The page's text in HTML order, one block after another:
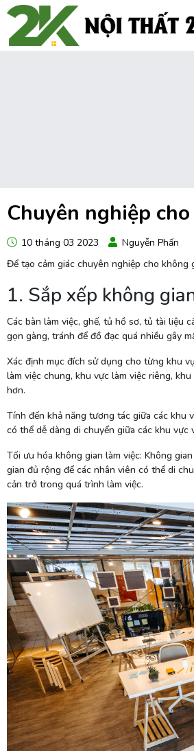
Chuyên nghiệp
10 tháng 03 2023
Nguyễn Phấn
Để tạo cảm giác chuyên nghiệp cho không
1. Sắp xếp không
Các bàn làm việc, ghế, tủ hồ sơ, tủ tài liệu
gọn gàng, tránh để đồ đạc quá nhiều gây
Xác định mục đích sử dụng cho từng khu
làm việc chung, khu vực làm việc riêng,
hơn.
Tính đến khả năng tương tác giữa các khu
có thể dễ dàng di chuyển giữa các khu vực
Tối ưu hóa không gian làm việc: Không
gian đủ rộng để các nhân viên có thể di
cản trở trong quá trình làm việc.